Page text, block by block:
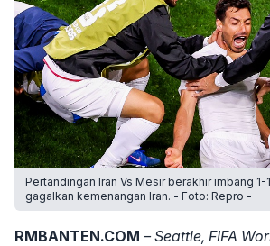
Pertandingan Iran Vs Mesir berakhir imbang 1-
gagalkan kemenangan Iran. - Foto: Repro -
RMBANTEN.COM – Seattle, FIFA